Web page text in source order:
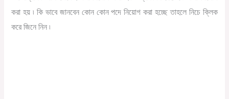
করা হয় ৷ কি ভাবে জানবেন কোন কোন পদে নিয়োগ করা হচ্ছে তাহলে নিচে ক্লিক
করে জিনে নিন ৷